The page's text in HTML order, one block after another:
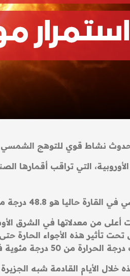
نشاط قوي للتوهج الشمسي مع
التي تراقب أقمارها
مئوية، كانت قد سجلت في صقلية في أغسطس/آب 2021.
أعلى من معدلاتها في الشرق
تحت تأثير هذه الأجواء
في مناطق بجنوب العراق والكويت.
الأيام القادمة شبه